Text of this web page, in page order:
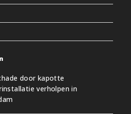
door kapotte
verholpen in